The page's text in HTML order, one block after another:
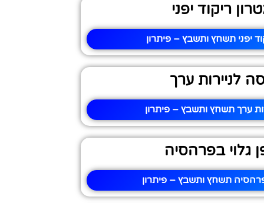
ריקוד יפני
יפני תשחץ ותשבץ – פיתרון
לניירות ערך
ערך תשחץ ותשבץ – פיתרון
גלוי בפרהסיה
תשחץ ותשבץ – פיתרון